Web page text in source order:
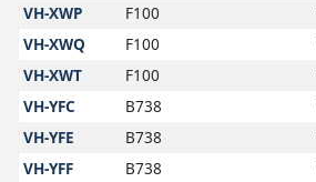
VH-XWP
F100
VH-XWQ
F100
VH-XWT
F100
VH-YFC
B738
VH-YFE
B738
VH-YFF
B738